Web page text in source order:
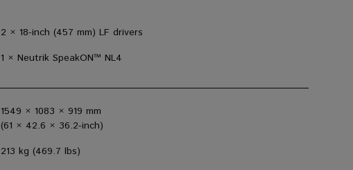
2 × 18-inch (457 mm) LF drivers
1 × Neutrik SpeakON™ NL4
1549 × 1083 × 919 mm
(61 × 42.6 × 36.2-inch)
213 kg (469.7 lbs)